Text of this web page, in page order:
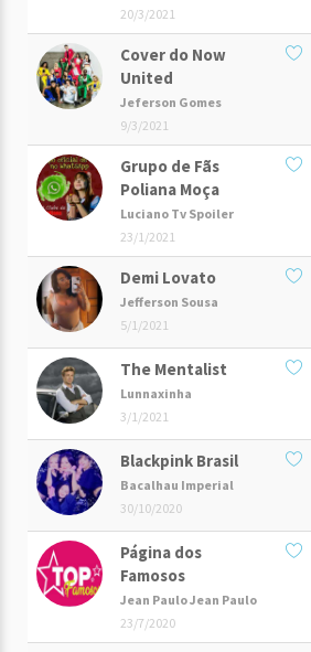
20/3/2021
Cover do Now
United
Jeferson Gomes
9/3/2021
Grupo de Fãs
Poliana Moça
Luciano Tv Spoiler
23/1/2021
Demi Lovato
Jefferson Sousa
5/1/2021
The Mentalist
Lunnaxinha
3/1/2021
Blackpink Brasil
Bacalhau Imperial
30/10/2020
Página dos
Famosos
Jean Paulo Jean Paulo
23/7/2020